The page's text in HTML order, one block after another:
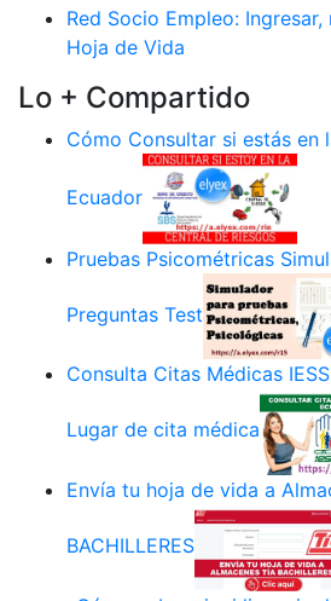
Red Socio Empleo:
Hoja de Vida
Lo + Compartido
Cómo Consultar si estás en
Ecuador
Pruebas Psicométricas
Preguntas Test
Consulta Citas Médicas
Lugar de cita médica
Envía tu hoja de vida a
BACHILLERES